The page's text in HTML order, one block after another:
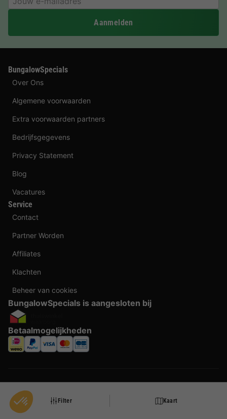
Filter Kaart
Aanmelden
BungalowSpecials
Over Ons
Algemene voorwaarden
Extra voorwaarden partners
Bedrijfsgegevens
Privacy Statement
Blog
Vacatures
Service
Contact
Partner Worden
Affiliates
Klachten
Beheer van cookies
BungalowSpecials is aangesloten bij
Betaalmogelijkheden